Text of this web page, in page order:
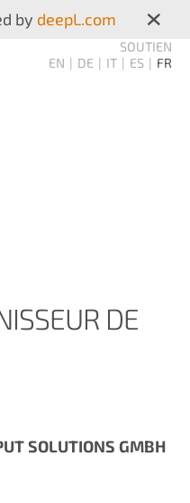
by deepL.com ×
SOUTIEN
EN
DE IT ES FR
DE
SOLUTIONS GMBH